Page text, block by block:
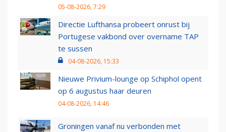
05-08-2026, 7:29
Directie Lufthansa probeert onrust bij
Portugese vakbond over overname TAP
te sussen
04-08-2026, 15:33
Nieuwe Privium-lounge op Schiphol opent
op 6 augustus haar deuren
04-08-2026, 14:46
Groningen vanaf nu verbonden met